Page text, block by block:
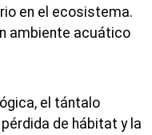
en el ecosistema.
ambiente acuático
el tántalo
de hábitat y la